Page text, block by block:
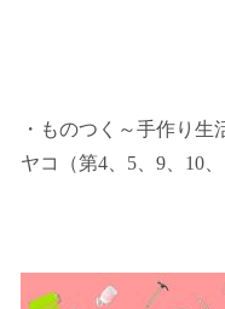
・ものつく～手作り生
ヤコ（第4、5、9、10、